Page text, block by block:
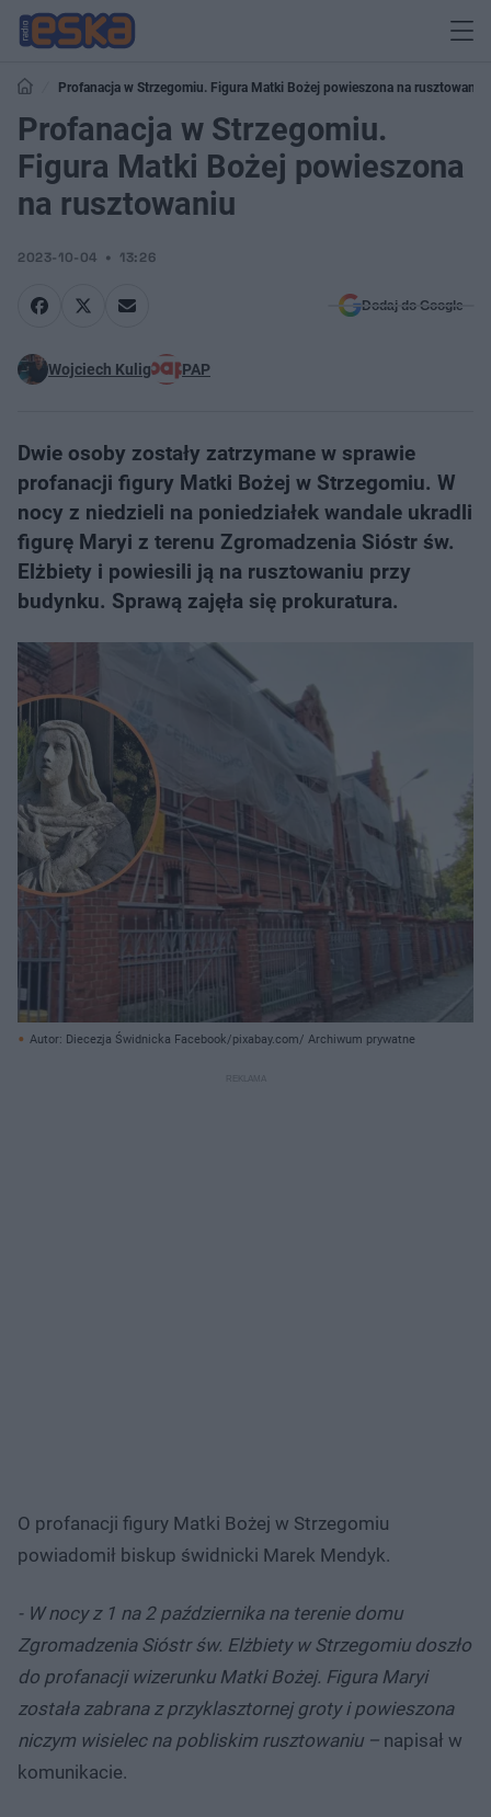
Profanacja w Strzegomiu. Figura Matki Bożej powieszona na rusztowaniu
Profanacja w Strzegomiu.
Figura Matki Bożej powieszona
na rusztowaniu
2023-10-04 13:26
Dodaj do Google
Wojciech Kulig PAP
Dwie osoby zostały zatrzymane w sprawie
profanacji figury Matki Bożej w Strzegomiu. W
nocy z niedzieli na poniedziałek wandale ukradli
figurę Maryi z terenu Zgromadzenia Sióstr św.
Elżbiety i powiesili ją na rusztowaniu przy
budynku. Sprawą zajęła się prokuratura.
Autor: Diecezja Świdnicka Facebook/pixabay.com/ Archiwum prywatne
O profanacji figury Matki Bożej w Strzegomiu
powiadomił biskup świdnicki Marek Mendyk.
- W nocy z 1 na 2 października na terenie domu
Zgromadzenia Sióstr św. Elżbiety w Strzegomiu doszło
do profanacji wizerunku Matki Bożej. Figura Maryi
została zabrana z przyklasztornej groty i powieszona
niczym wisielec na pobliskim rusztowaniu – napisał w
komunikacie.